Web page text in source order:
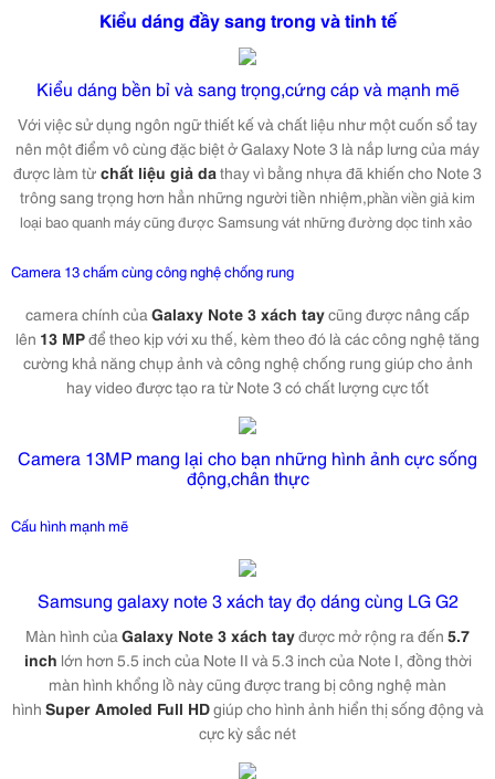
Kiểu dáng đầy sang trong và tinh tế
Kiểu dáng bền bỉ và sang trọng,cứng cáp và mạnh mẽ
Với việc sử dụng ngôn ngữ thiết kế và chất liệu như một cuốn sổ tay
nên một điểm vô cùng đặc biệt ở Galaxy Note 3 là nắp lưng của máy
được làm từ chất liệu giả dathay vì bằng nhựa đã khiến cho Note 3
trông sang trọng hơn hẳn những người tiền nhiệm,phần viền giả kim
loại bao quanh máy cũng được Samsung vát những đường dọc tinh xảo
Camera 13 chấm cùng công nghệ chống rung
camera chính của Galaxy Note 3 xách taycũng được nâng cấp
lên 13 MPđể theo kịp với xu thế, kèm theo đó là các công nghệ tăng
cường khả năng chụp ảnh và công nghệ chống rung giúp cho ảnh
hay video được tạo ra từ Note 3 có chất lượng cực tốt
Camera 13MP mang lại cho bạn những hình ảnh cực sống
động,chân thực
Cấu hình mạnh mẽ
Samsung galaxy note 3 xách tay đọ dáng cùng LG G2
Màn hình củaGalaxy Note 3 xách tayđược mở rộng ra đến 5.7
inch lớn hơn 5.5 inch của Note II và 5.3 inch của Note I, đồng thời
màn hình khổng lồ này cũng được trang bị công nghệ màn
hình Super Amoled Full HDgiúp cho hình ảnh hiển thị sống động và
cực kỳ sắc nét